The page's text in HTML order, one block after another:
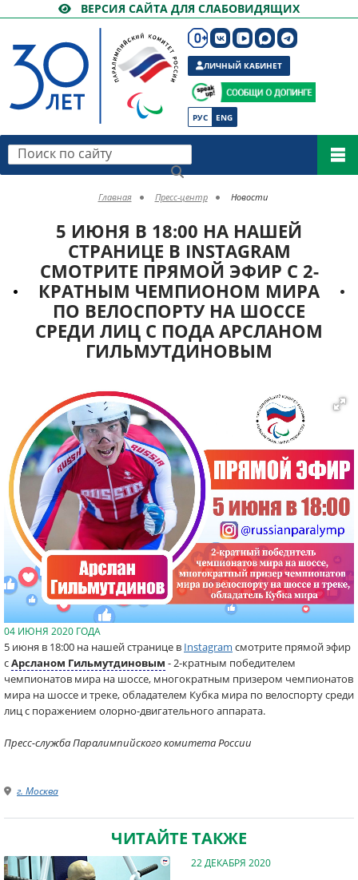
ВЕРСИЯ САЙТА ДЛЯ СЛАБОВИДЯЩИХ
РУС ENG
ЛИЧНЫЙ КАБИНЕТ
Поиск по сайту
Главная Пресс-центр Новости
5 ИЮНЯ В 18:00 НА НАШЕЙ
СТРАНИЦЕ В INSTAGRAM
СМОТРИТЕ ПРЯМОЙ ЭФИР С 2-
КРАТНЫМ ЧЕМПИОНОМ МИРА
ПО ВЕЛОСПОРТУ НА ШОССЕ
СРЕДИ ЛИЦ С ПОДА АРСЛАНОМ
ГИЛЬМУТДИНОВЫМ
04 ИЮНЯ 2020 ГОДА
5 июня в 18:00 на нашей странице в Instagram смотрите прямой эфир
сАрсланом Гильмутдиновым - 2-кратным победителем
чемпионатов мира на шоссе, многократным призером чемпионатов
мира на шоссе и треке, обладателем Кубка мира по велоспорту среди
лиц с поражением олорно-двигательного аппарата.
Пресс-служба Паралимпийского комитета России
г. Москва
ЧИТАЙТЕ ТАКЖЕ
22 ДЕКАБРЯ 2020